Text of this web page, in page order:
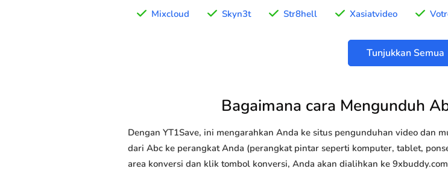
Mixcloud Skyn3t Str8hell Xasiatvideo
Tunjukkan Semua
Bagaimana cara Mengunduh
Dengan YT1Save, ini mengarahkan Anda ke situs pengunduhan video dan
dari Abc ke perangkat Anda (perangkat pintar seperti komputer, tablet,
area konversi dan klik tombol konversi, Anda akan dialihkan ke